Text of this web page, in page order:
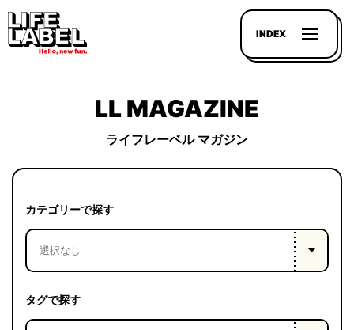
INDEX
UP
LL MAGAZINE
ライフレーベル マガジン
カテゴリーで探す
タグで探す